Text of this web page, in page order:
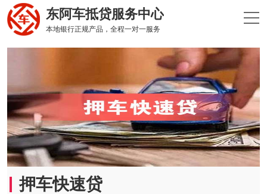
东阿车抵贷服务中心
本地银行正规产品，全程一对一服务
押车快速贷